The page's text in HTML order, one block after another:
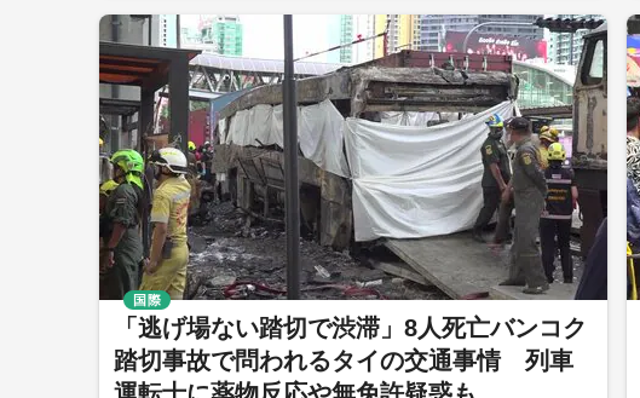
「逃げ場ない踏切で渋滞」8人死亡バンコク
踏切事故で問われるタイの交通事情 列車
国際